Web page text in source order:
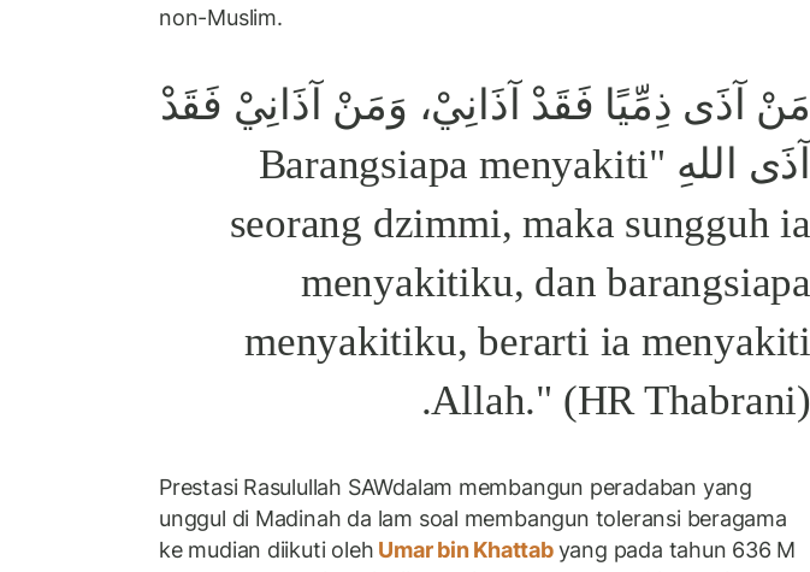
non-Muslim.
مَنْ آذَى ذِمِّيًا فَقَدْ آذَانِيْ، وَمَنْ آذَانِيْ فَقَدْ
آذَى اللهِ "Barangsiapa menyakiti
seorang dzimmi, maka sungguh ia
menyakitiku, dan barangsiapa
menyakitiku, berarti ia menyakiti
Allah." (HR Thabrani).
Prestasi Rasulullah SAWdalam membangun peradaban yang
unggul di Madinah da lam soal membangun toleransi beragama
ke mudian diikuti oleh Umar bin Khattabyang pada tahun 636 M